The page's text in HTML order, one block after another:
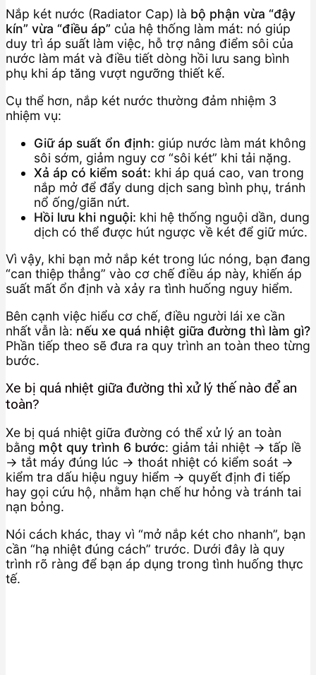
Nắp két nước (Radiator Cap) là bộ phận vừa “đậy
kín” vừa “điều áp” của hệ thống làm mát: nó giúp
duy trì áp suất làm việc, hỗ trợ nâng điểm sôi của
nước làm mát và điều tiết dòng hồi lưu sang bình
phụ khi áp tăng vượt ngưỡng thiết kế.
Cụ thể hơn, nắp két nước thường đảm nhiệm 3
nhiệm vụ:
Giữ áp suất ổn định: giúp nước làm mát không
sôi sớm, giảm nguy cơ “sôi két” khi tải nặng.
Xả áp có kiểm soát: khi áp quá cao, van trong
nắp mở để đẩy dung dịch sang bình phụ, tránh
nổ ống/giãn nứt.
Hồi lưu khi nguội: khi hệ thống nguội dần, dung
dịch có thể được hút ngược về két để giữ mức.
Vì vậy, khi bạn mở nắp két trong lúc nóng, bạn đang
“can thiệp thẳng” vào cơ chế điều áp này, khiến áp
suất mất ổn định và xảy ra tình huống nguy hiểm.
Bên cạnh việc hiểu cơ chế, điều người lái xe cần
nhất vẫn là: nếu xe quá nhiệt giữa đường thì làm gì?
Phần tiếp theo sẽ đưa ra quy trình an toàn theo từng
bước.
Xe bị quá nhiệt giữa đường thì xử lý thế nào để an
toàn?
Xe bị quá nhiệt giữa đường có thể xử lý an toàn
bằng một quy trình 6 bước: giảm tải nhiệt → tấp lề
→ tắt máy đúng lúc → thoát nhiệt có kiểm soát →
kiểm tra dấu hiệu nguy hiểm → quyết định đi tiếp
hay gọi cứu hộ, nhằm hạn chế hư hỏng và tránh tai
nạn bỏng.
Nói cách khác, thay vì “mở nắp két cho nhanh”, bạn
cần “hạ nhiệt đúng cách” trước. Dưới đây là quy
trình rõ ràng để bạn áp dụng trong tình huống thực
tế.